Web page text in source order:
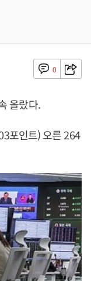
0
올랐다.
포인트) 오른 264